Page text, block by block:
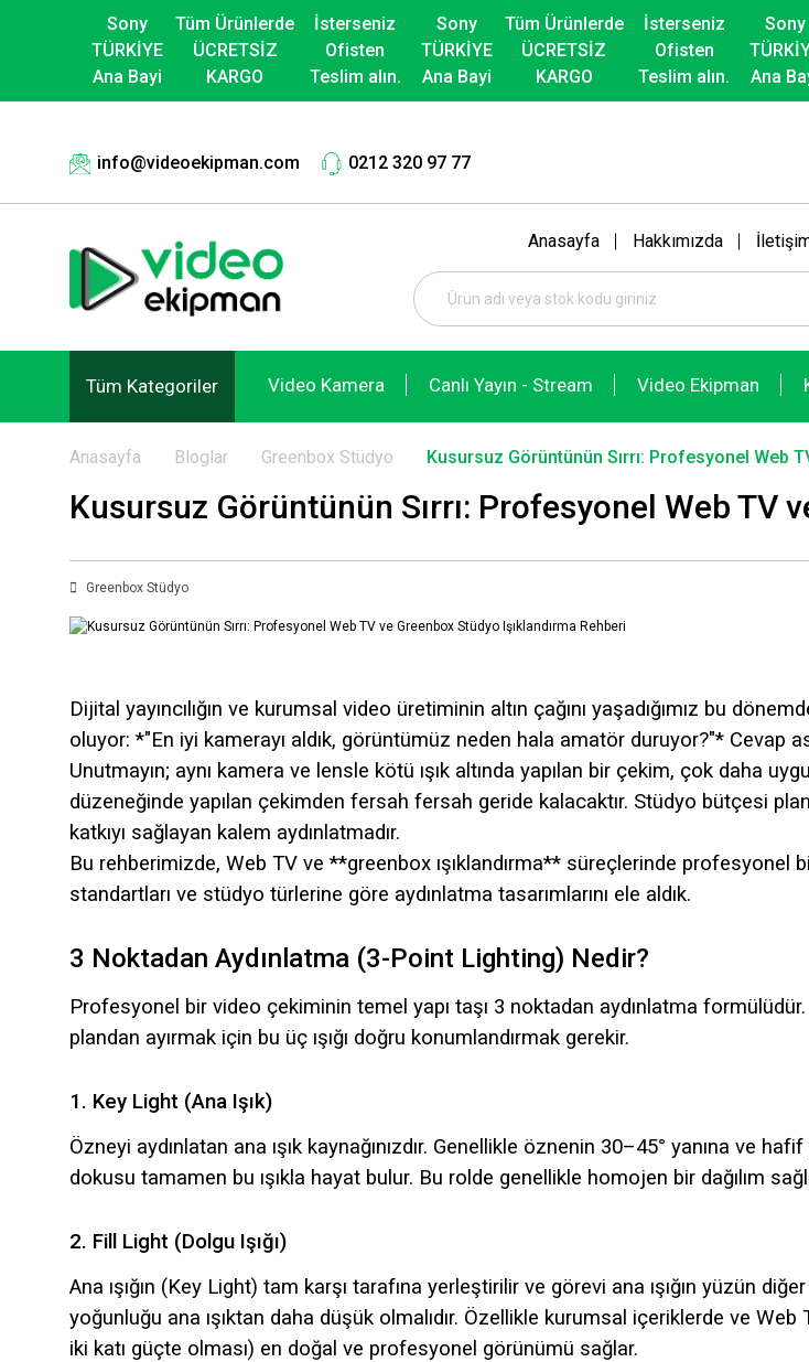
Sony
TÜRKİYE
Ana Bayi
Tüm Ürünlerde
ÜCRETSİZ
KARGO
İsterseniz
Ofisten
Teslim alın.
Sony
TÜRKİYE
Ana Bayi
Tüm Ürünlerde
ÜCRETSİZ
KARGO
İsterseniz
Ofisten
Teslim alın.
Sony
Ana
info@videoekipman.com 0212 320 97 77
Anasayfa Hakkımızda
Tüm Kategoriler Video Kamera Canlı Yayın - Stream Video Ekipman
Anasayfa Bloglar Greenbox Stüdyo Kusursuz Görüntünün Sırrı: Profesyonel Web
Kusursuz Görüntünün Sırrı: Profesyonel Web TV
Greenbox Stüdyo
Dijital yayıncılığın ve kurumsal video üretiminin altın çağını yaşadığımız bu
oluyor: *"En iyi kamerayı aldık, görüntümüz neden hala amatör duruyor?"* Cevap
Unutmayın; aynı kamera ve lensle kötü ışık altında yapılan bir çekim, çok daha
düzeneğinde yapılan çekimden fersah fersah geride kalacaktır. Stüdyo bütçesi
katkıyı sağlayan kalem aydınlatmadır.
Bu rehberimizde, Web TV ve **greenbox ışıklandırma** süreçlerinde profesyonel
standartları ve stüdyo türlerine göre aydınlatma tasarımlarını ele aldık.
3 Noktadan Aydınlatma (3-Point Lighting) Nedir?
Profesyonel bir video çekiminin temel yapı taşı 3 noktadan aydınlatma
plandan ayırmak için bu üç ışığı doğru konumlandırmak gerekir.
1. Key Light (Ana Işık)
Özneyi aydınlatan ana ışık kaynağınızdır. Genellikle öznenin 30–45° yanına ve
dokusu tamamen bu ışıkla hayat bulur. Bu rolde genellikle homojen bir dağılım
2. Fill Light (Dolgu Işığı)
Ana ışığın (Key Light) tam karşı tarafına yerleştirilir ve görevi ana ışığın yüzün
yoğunluğu ana ışıktan daha düşük olmalıdır. Özellikle kurumsal içeriklerde ve Web
iki katı güçte olması) en doğal ve profesyonel görünümü sağlar.